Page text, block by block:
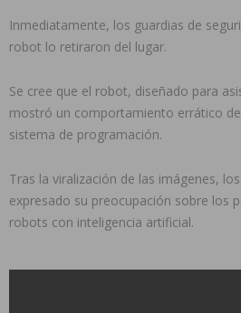
Inmediatamente, los guardias de
robot lo retiraron del lugar.
Se cree que el robot, diseñado para
mostró un comportamiento errático
sistema de programación.
Tras la viralización de las imágenes,
expresado su preocupación sobre los
robots con inteligencia artificial.